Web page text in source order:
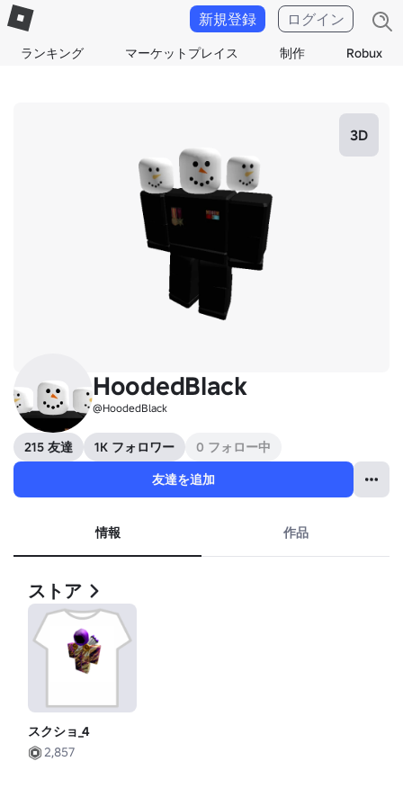
ランキング マーケットプレイス 制作 Robux
新規登録 ログイン
3D
HoodedBlack
@HoodedBlack
215 友達 1K フォロワー
0 フォロー中
友達を追加
情報 作品
ストア
スクショ_4
2,857